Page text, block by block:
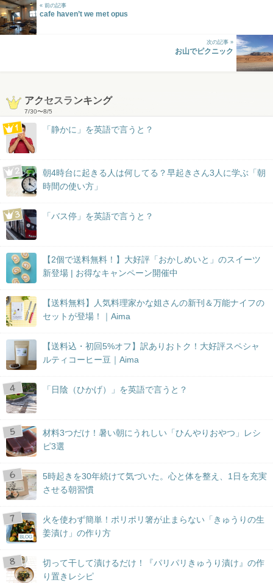
« 前の記事
cafe haven’t we met opus
次の記事 »
お山でピクニック
アクセスランキング
7/30〜8/5
「静かに」を英語で言うと？
朝4時台に起きる人は何してる？早起きさん3人に学ぶ「朝
時間の使い方」
「バス停」を英語で言うと？
【2個で送料無料！】大好評「おかしめいと」のスイーツ
新登場 | お得なキャンペーン開催中
【送料無料】人気料理家かな姐さんの新刊＆万能ナイフの
セットが登場！｜Aima
【送料込・初回5%オフ】訳ありおトク！大好評スペシャ
ルティコーヒー豆｜Aima
「日陰（ひかげ）」を英語で言うと？
材料3つだけ！暑い朝にうれしい「ひんやりおやつ」レシ
ピ3選
5時起きを30年続けて気づいた。心と体を整え、1日を充実
させる朝習慣
BLOG
火を使わず簡単！ポリポリ箸が止まらない「きゅうりの生
姜漬け」の作り方
切って干して漬けるだけ！『パリパリきゅうり漬け』の作
り置きレシピ